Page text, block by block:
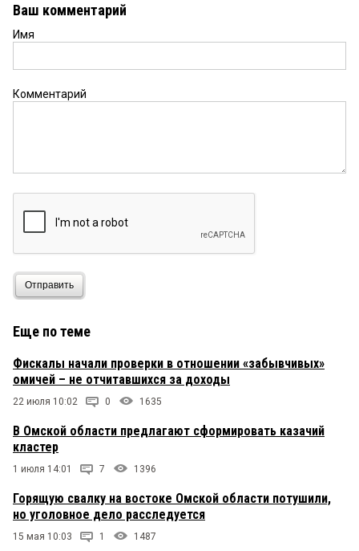
Ваш комментарий
Имя
Комментарий
Отправить
Еще по теме
Фискалы начали проверки в отношении «забывчивых»
омичей – не отчитавшихся за доходы
22 июля 10:02 0 1635
В Омской области предлагают сформировать казачий
кластер
1 июля 14:01 7 1396
Горящую свалку на востоке Омской области потушили,
но уголовное дело расследуется
15 мая 10:03 1 1487